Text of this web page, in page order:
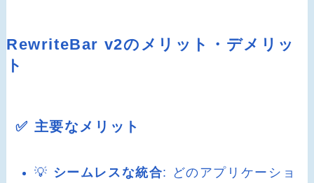
RewriteBar v2のメリット・デメリッ
ト
✅ 主要なメリット
💡 シームレスな統合: どのアプリケーショ